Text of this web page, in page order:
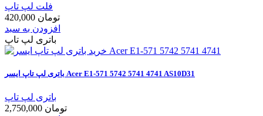
فلت لپ تاپ
420,000 تومان
افزودن به سبد
باتری لپ تاپ
باتری لپ تاپ ایسر Acer E1-571 5742 5741 4741 AS10D31
باتری لپ تاپ
2,750,000 تومان